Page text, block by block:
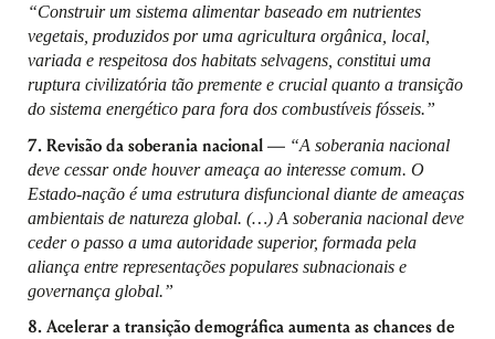
“Construir um sistema alimentar baseado em nutrientes
vegetais, produzidos por uma agricultura orgânica, local,
variada e respeitosa dos habitats selvagens, constitui uma
ruptura civilizatória tão premente e crucial quanto a transição
do sistema energético para fora dos combustíveis fósseis.”
7. Revisão da soberania nacional — “A soberania nacional
deve cessar onde houver ameaça ao interesse comum. O
Estado-nação é uma estrutura disfuncional diante de ameaças
ambientais de natureza global. (…) A soberania nacional deve
ceder o passo a uma autoridade superior, formada pela
aliança entre representações populares subnacionais e
governança global.”
8. Acelerar a transição demográfica aumenta as chances de